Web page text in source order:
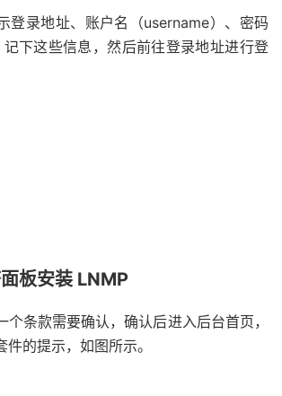
登录地址、账户名（username）、密码
记下这些信息，然后前往登录地址进行登
板安装 LNMP
个条款需要确认，确认后进入后台首页，
的提示，如图所示。